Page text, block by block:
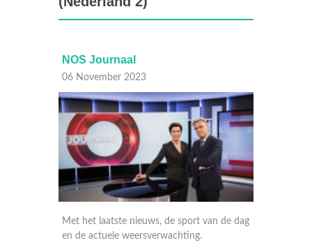
NOS Journaal
06 November 2023
Met het laatste nieuws, gebeurtenissen van
nationaal en internationaal belang en de